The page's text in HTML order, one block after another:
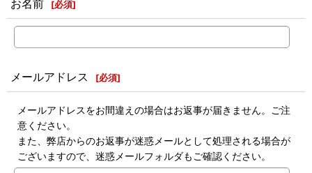
お名前 [必須]
メールアドレス [必須]
メールアドレスをお間違えの場合はお返事が届きません。ご注
意ください。
また、弊店からのお返事が迷惑メールとして処理される場合が
ございますので、迷惑メールフォルダもご確認ください。